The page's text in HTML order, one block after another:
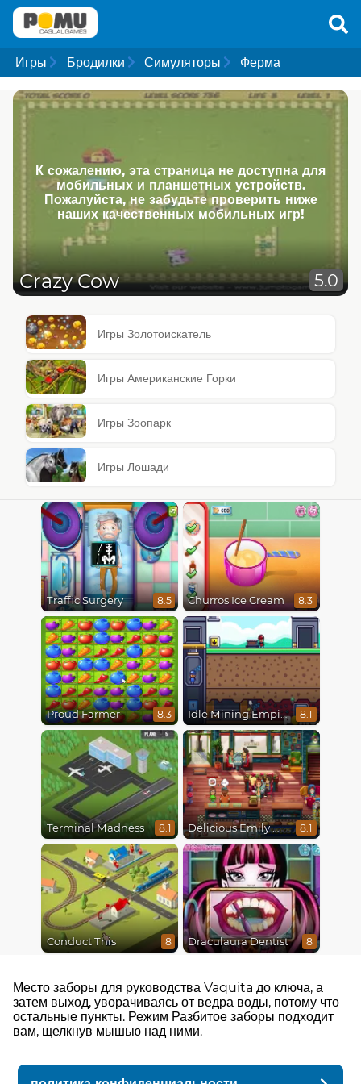
Игры Бродилки Симуляторы Ферма
К сожалению, эта страница не доступна для
мобильных и планшетных устройств.
Пожалуйста, не забудьте проверить ниже
наших качественных мобильных игр!
Crazy Cow 5.0
Игры Золотоискатель
Игры Американские Горки
Игры Зоопарк
Игры Лошади
Traffic Surgery 8.5 Churros Ice Cream 8.3
Proud Farmer 8.3 Idle Mining Empire 8.1
Terminal Madness 8.1 Delicious Emily New Beginning 8.1
Conduct This 8 Draculaura Dentist 8
Место заборы для руководства Vaquita до ключа, а
затем выход, уворачиваясь от ведра воды, потому что
остальные пункты. Режим Разбитое заборы подходит
вам, щелкнув мышью над ними.